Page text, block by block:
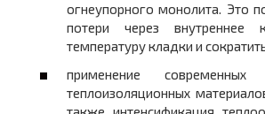
огнеупорного монолита. Это
потери через внутреннее
температуру кладки и
применение
теплоизоляционных